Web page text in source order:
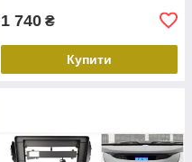
1 740 ₴
Купити